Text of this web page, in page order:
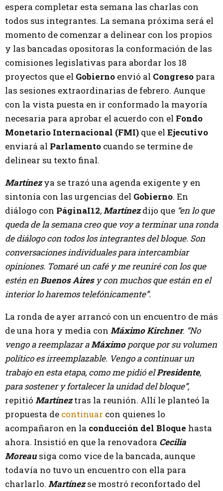
espera completar esta semana las charlas con
todos sus integrantes. La semana próxima será el
momento de comenzar a delinear con los propios
y las bancadas opositoras la conformación de las
comisiones legislativas para abordar los 18
proyectos que el Gobierno envió al Congreso para
las sesiones extraordinarias de febrero. Aunque
con la vista puesta en ir conformado la mayoría
necesaria para aprobar el acuerdo con el Fondo
Monetario Internacional (FMI) que el Ejecutivo
enviará al Parlamento cuando se termine de
delinear su texto final.
Martínezya se trazó una agenda exigente y en
sintonía con las urgencias del Gobierno. En
diálogo con PáginaI12,Martínezdijo que “en lo que
queda de la semana creo que voy a terminar una ronda
de diálogo con todos los integrantes del bloque. Son
conversaciones individuales para intercambiar
opiniones. Tomaré un café y me reuniré con los que
estén enBuenos Airesy con muchos que están en el
interior lo haremos telefónicamente”.
La ronda de ayer arrancó con un encuentro de más
de una hora y media con Máximo Kirchner. “No
vengo a reemplazar aMáximoporque por su volumen
político es irreemplazable. Vengo a continuar un
trabajo en esta etapa, como me pidió elPresidente,
para sostener y fortalecer la unidad del bloque”,
repitió Martíneztras la reunión. Allí le planteó la
propuesta de continuar con quienes lo
acompañaron en la conducción del Bloque hasta
ahora. Insistió en que la renovadora Cecilia
Moreausiga como vice de la bancada, aunque
todavía no tuvo un encuentro con ella para
charlarlo. Martínezse mostró reconfortado del